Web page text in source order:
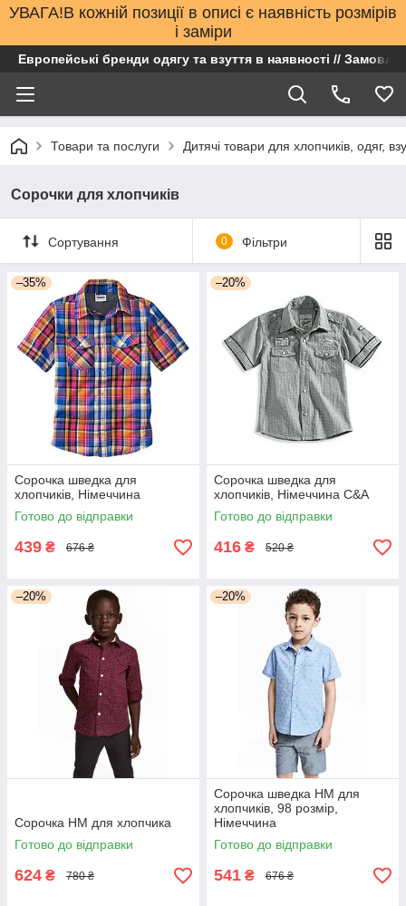
УВАГА!В кожній позиції в описі є наявність розмірів
і заміри
Европейські бренди одягу та взуття в наявності //
Товари та послуги Дитячі товари для хлопчиків, одяг,
Сорочки для хлопчиків
Сортування 0 Фільтри
–35%
Сорочка шведка для
хлопчиків, Німеччина
Готово до відправки
439 ₴ 676 ₴
–20%
Сорочка шведка для
хлопчиків, Німеччина C&A
Готово до відправки
416 ₴ 520 ₴
–20%
Сорочка НМ для хлопчика
Готово до відправки
624 ₴ 780 ₴
–20%
Сорочка шведка НМ для
хлопчиків, 98 розмір,
Німеччина
Готово до відправки
541 ₴ 676 ₴